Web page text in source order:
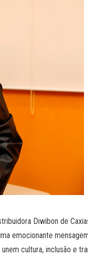
Diwibon de
emocionante
cultura, inclusão e